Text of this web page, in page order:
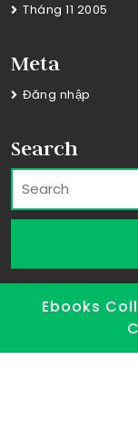
Tháng 11 2005
Meta
Đăng nhập
Search
Ebooks